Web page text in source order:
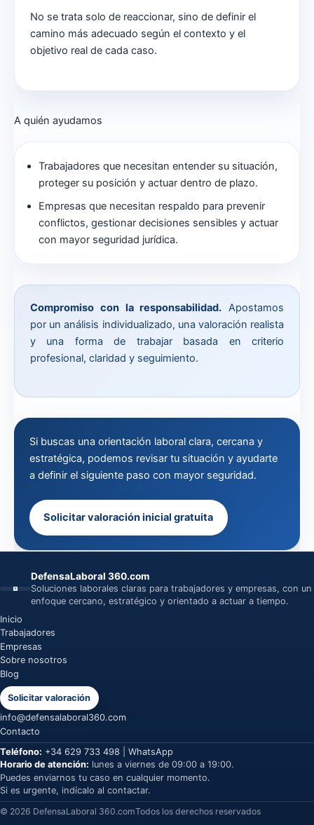
No se trata solo de reaccionar, sino de definir el
camino más adecuado según el contexto y el
objetivo real de cada caso.
A quién ayudamos
Trabajadores que necesitan entender su situación,
proteger su posición y actuar dentro de plazo.
Empresas que necesitan respaldo para prevenir
conflictos, gestionar decisiones sensibles y actuar
con mayor seguridad jurídica.
Compromiso con la responsabilidad. Apostamos
por un análisis individualizado, una valoración realista
y una forma de trabajar basada en criterio
profesional, claridad y seguimiento.
Si buscas una orientación laboral clara, cercana y
estratégica, podemos revisar tu situación y ayudarte
a definir el siguiente paso con mayor seguridad.
Solicitar valoración inicial gratuita
DefensaLaboral 360.com
Soluciones laborales claras para trabajadores y empresas, con un
enfoque cercano, estratégico y orientado a actuar a tiempo.
Inicio
Trabajadores
Empresas
Sobre nosotros
Blog
Solicitar valoración
info@defensalaboral360.com
Contacto
Teléfono: +34 629 733 498
WhatsApp
Horario de atención: lunes a viernes de 09:00 a 19:00.
Puedes enviarnos tu caso en cualquier momento.
Si es urgente, indícalo al contactar.
© 2026 DefensaLaboral 360.comTodos los derechos reservados